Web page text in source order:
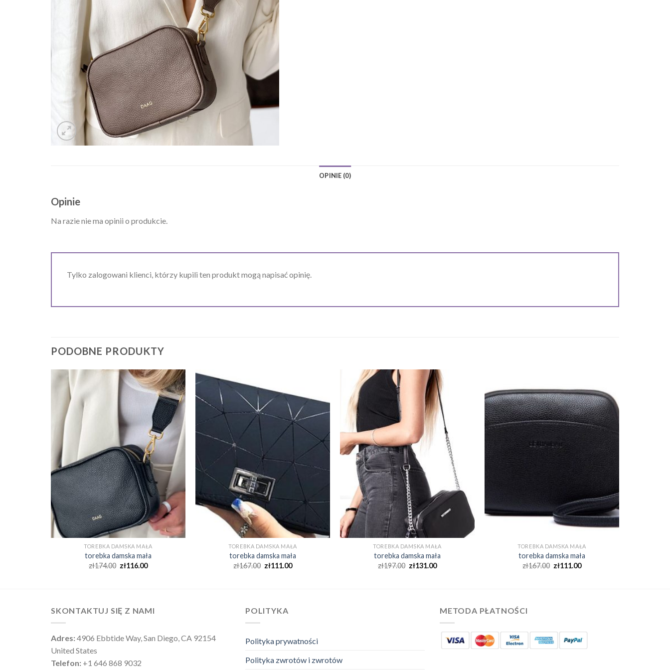
OPINIE (0)
Opinie
Na razie nie ma opinii o produkcie.
Tylko zalogowani klienci, którzy kupili ten produkt mogą napisać opinię.
PODOBNE PRODUKTY
TOREBKA DAMSKA MAŁA
torebka damska mała
zł174.00 zł116.00
TOREBKA DAMSKA MAŁA
torebka damska mała
zł167.00 zł111.00
TOREBKA DAMSKA MAŁA
torebka damska mała
zł197.00 zł131.00
TOREBKA DAMSKA MAŁA
torebka damska mała
zł167.00 zł111.00
SKONTAKTUJ SIĘ Z NAMI
Adres:4906 Ebbtide Way, San Diego, CA 92154
United States
Telefon: +1 646 868 9032
POLITYKA
Polityka prywatności
Polityka zwrotów i zwrotów
METODA PŁATNOŚCI